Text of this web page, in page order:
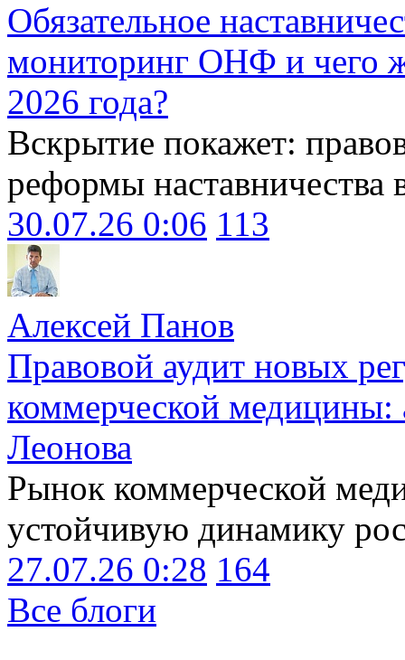
Обязательное
мониторинг ОНФ и чего
2026 года?
Вскрытие покажет:
реформы наставничества
30.07.26 0:06 113
Алексей Панов
Правовой аудит новых
коммерческой медицины:
Леонова
Рынок коммерческой
устойчивую динамику
27.07.26 0:28 164
Все блоги